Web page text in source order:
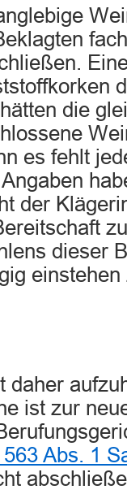
die
es fehlt
der
dieser
daher
ist zur
563 Abs. 1